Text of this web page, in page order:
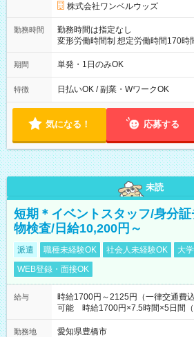
株式会社ワンベルウッズ
勤務時間
勤務時間は指定なし
変形労働時間制 想定労働時間170時間/月 ☆シフト例 ＊
10/26 全日共通 08：00～12：00 17
～9/19のみ下記シフトもあります！ 12
00
期間 単発・1日のみOK
特徴 日払いOK / 副業・WワークOK
気になる！ 応募する
未読
短期＊イベントスタッフ/身分
物検査/日給10,200円～
派遣 職種未経験OK 社会人未経験OK 大
WEB登録・面接OK
給与
時給1700円～2125円（一律交通費
可能 時給1700円×7.5時間×5日間（
勤務地
愛知県豊橋市